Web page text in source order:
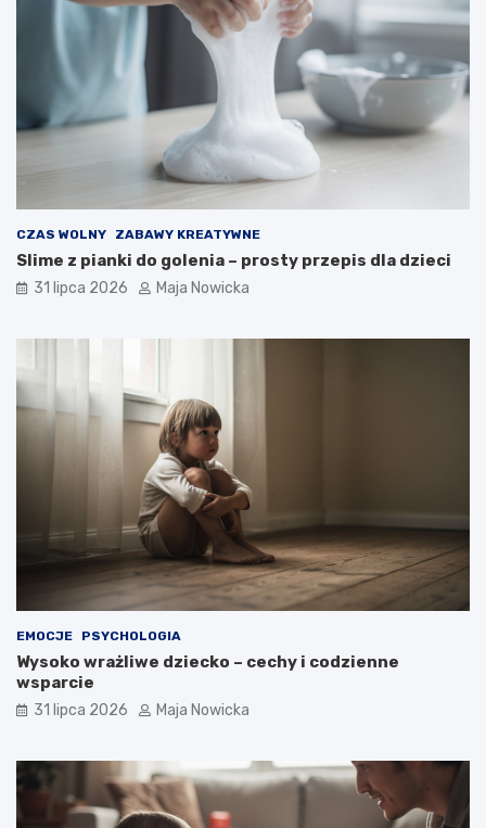
CZAS WOLNY ZABAWY KREATYWNE
Slime z pianki do golenia – prosty przepis dla dzieci
31 lipca 2026 Maja Nowicka
EMOCJE PSYCHOLOGIA
Wysoko wrażliwe dziecko – cechy i codzienne
wsparcie
31 lipca 2026 Maja Nowicka